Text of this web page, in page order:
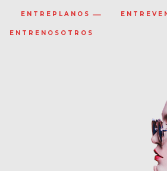
ENTREPLANOS
ENTRENOSOTROS